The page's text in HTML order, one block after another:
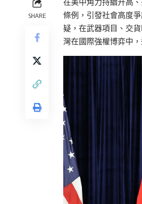
SHARE
在美中角力持續升高
條例，引發社會高度
疑，在武器項目、交
灣在國際強權博弈中